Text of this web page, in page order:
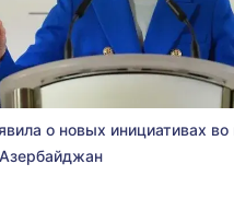
о новых инициативах